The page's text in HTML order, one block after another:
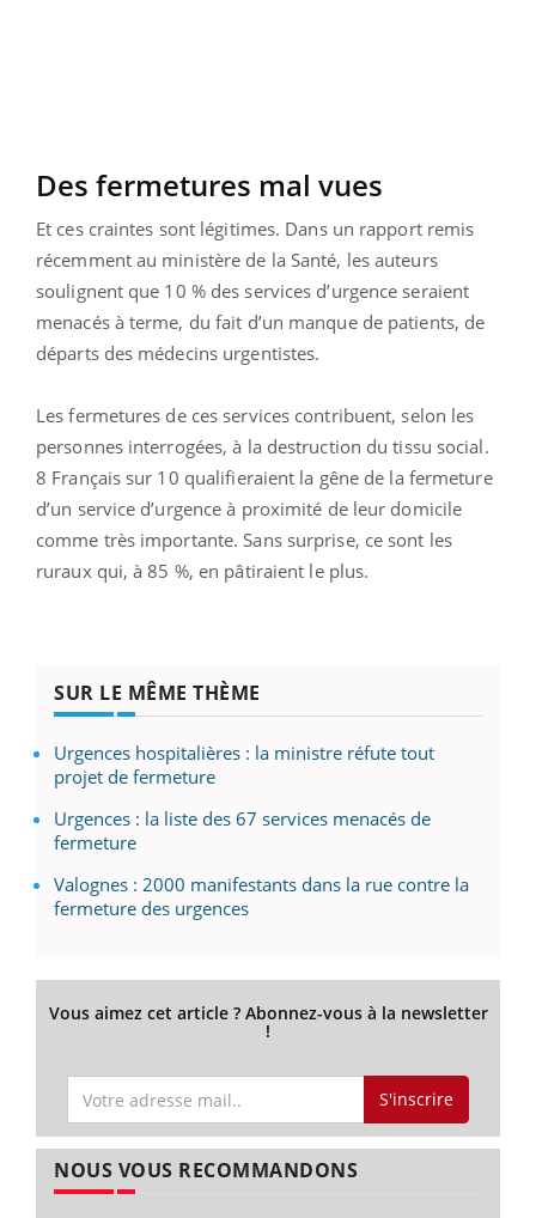
Des fermetures mal vues
Et ces craintes sont légitimes. Dans un rapport remis
récemment au ministère de la Santé, les auteurs
soulignent que 10 % des services d’urgence seraient
menacés à terme, du fait d’un manque de patients, de
départs des médecins urgentistes.
Les fermetures de ces services contribuent, selon les
personnes interrogées, à la destruction du tissu social.
8 Français sur 10 qualifieraient la gêne de la fermeture
d’un service d’urgence à proximité de leur domicile
comme très importante. Sans surprise, ce sont les
ruraux qui, à 85 %, en pâtiraient le plus.
SUR LE MÊME THÈME
Urgences hospitalières : la ministre réfute tout
projet de fermeture
Urgences : la liste des 67 services menacés de
fermeture
Valognes : 2000 manifestants dans la rue contre la
fermeture des urgences
Vous aimez cet article ? Abonnez-vous à la newsletter
!
S'inscrire
NOUS VOUS RECOMMANDONS